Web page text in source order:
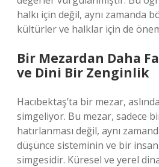
halkı için değil, aynı zamanda
kültürler ve halklar için de
Bir Mezardan Daha
ve Dini Bir Zenginlik
Hacıbektaş’ta bir mezar,
simgeliyor. Bu mezar, sadece
hatırlanması değil, aynı
düşünce sisteminin ve bir
simgesidir. Küresel ve yerel